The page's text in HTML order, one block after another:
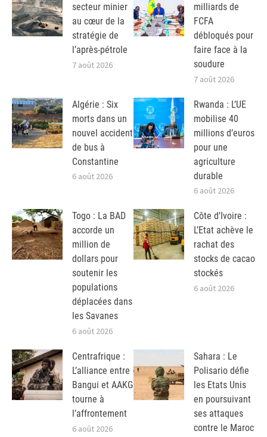
secteur minier
au cœur de la
stratégie de
l’après-pétrole
7 août 2026
milliards de
FCFA
débloqués pour
faire face à la
soudure
7 août 2026
Algérie : Six
morts dans un
nouvel accident
de bus à
Constantine
6 août 2026
Rwanda : L’UE
mobilise 40
millions d’euros
pour une
agriculture
durable
6 août 2026
Togo : La BAD
accorde un
million de
dollars pour
soutenir les
populations
déplacées dans
les Savanes
6 août 2026
Côte d’Ivoire :
L’Etat achève le
rachat des
stocks de cacao
stockés
6 août 2026
Centrafrique :
L’alliance entre
Bangui et AAKG
tourne à
l’affrontement
6 août 2026
Sahara : Le
Polisario défie
les Etats Unis
en poursuivant
ses attaques
contre le Maroc